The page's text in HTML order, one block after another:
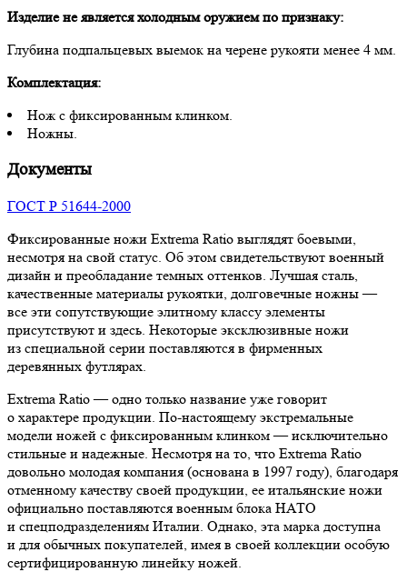
Изделие не является холодным оружием по признаку:
Глубина подпальцевых выемок на черене рукояти менее 4 мм.
Комплектация:
Нож с фиксированным клинком.
Ножны.
Документы
ГОСТ Р 51644-2000
Фиксированные ножи Extrema Ratio выглядят боевыми,
несмотря на свой статус. Об этом свидетельствуют военный
дизайн и преобладание темных оттенков. Лучшая сталь,
качественные материалы рукоятки, долговечные ножны —
все эти сопутствующие элитному классу элементы
присутствуют и здесь. Некоторые эксклюзивные ножи
из специальной серии поставляются в фирменных
деревянных футлярах.
Extrema Ratio — одно только название уже говорит
о характере продукции. По-настоящему экстремальные
модели ножей с фиксированным клинком — исключительно
стильные и надежные. Несмотря на то, что Extrema Ratio
довольно молодая компания (основана в 1997 году), благодаря
отменному качеству своей продукции, ее итальянские ножи
официально поставляются военным блока НАТО
и спецподразделениям Италии. Однако, эта марка доступна
и для обычных покупателей, имея в своей коллекции особую
сертифицированную линейку ножей.